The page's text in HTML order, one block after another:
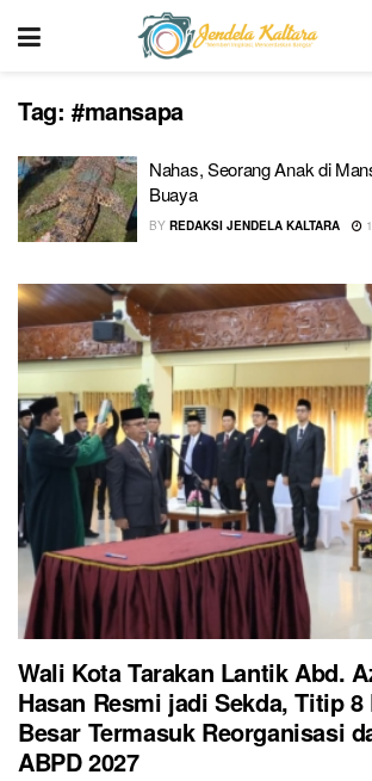
Tag: #mansapa
Nahas, Seorang Anak di
Buaya
BY REDAKSI JENDELA KALTARA
Wali Kota Tarakan Lantik Abd.
Hasan Resmi jadi Sekda, Titip 8
Besar Termasuk Reorganisasi
ABPD 2027